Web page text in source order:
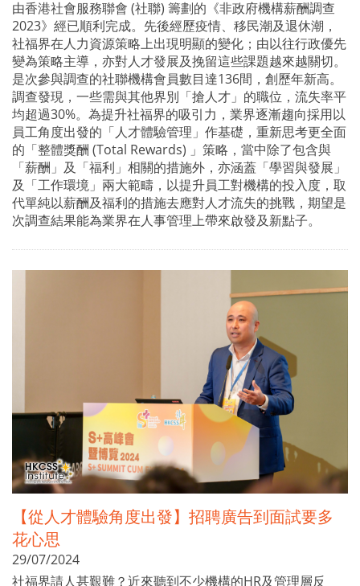
由香港社會服務聯會 (社聯) 籌劃的《非政府機構薪酬調查
2023》經已順利完成。先後經歷疫情、移民潮及退休潮，
社福界在人力資源策略上出現明顯的變化；由以往行政優先
變為策略主導，亦對人才發展及挽留這些課題越來越關切。
是次參與調查的社聯機構會員數目達136間，創歷年新高。
調查發現，一些需與其他界別「搶人才」的職位，流失率平
均超過30%。為提升社福界的吸引力，業界逐漸趨向採用以
員工角度出發的「人才體驗管理」作基礎，重新思考更全面
的「整體獎酬 (Total Rewards) 」策略，當中除了包含與
「薪酬」及「福利」相關的措施外，亦涵蓋「學習與發展」
及「工作環境」兩大範疇，以提升員工對機構的投入度，取
代單純以薪酬及福利的措施去應對人才流失的挑戰，期望是
次調查結果能為業界在人事管理上帶來啟發及新點子。
【從人才體驗角度出發】招聘廣告到面試要多
花心思
29/07/2024
社福界請人甚艱難？近來聽到不少機構的HR及管理層反